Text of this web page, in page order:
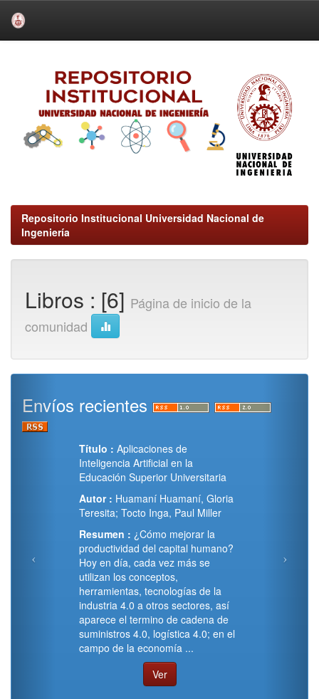
Repositorio Institucional Universidad Nacional de
Ingeniería
Libros : [6] Página de inicio de la
comunidad
Envíos recientes
Título : Aplicaciones de
Inteligencia Artificial en la
Educación Superior Universitaria
Autor : Huamaní Huamaní, Gloria
Teresita; Tocto Inga, Paul Miller
Resumen : ¿Cómo mejorar la
productividad del capital humano?
Hoy en día, cada vez más se
utilizan los conceptos,
herramientas, tecnologías de la
industria 4.0 a otros sectores, así
aparece el termino de cadena de
suministros 4.0, logística 4.0; en el
campo de la economía ...
Ver